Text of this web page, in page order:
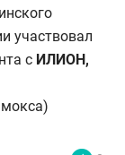
участвовал
с ИЛИОН,